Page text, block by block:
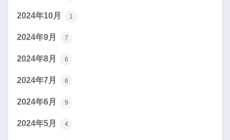
2024年10月 1
2024年9月 7
2024年8月 6
2024年7月 8
2024年6月 9
2024年5月 4